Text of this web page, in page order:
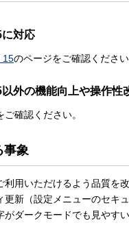
対応
15のページをご確認ください
外の機能向上や操作性
ご確認ください。
事象
利用いただけるよう品質を
更新（設定メニューのセキ
がダークモードでも見やす